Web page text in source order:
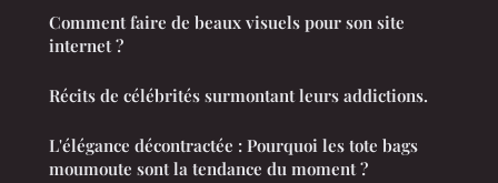
Comment faire de beaux visuels pour son site
internet ?
Récits de célébrités surmontant leurs addictions.
L'élégance décontractée : Pourquoi les tote bags
moumoute sont la tendance du moment ?